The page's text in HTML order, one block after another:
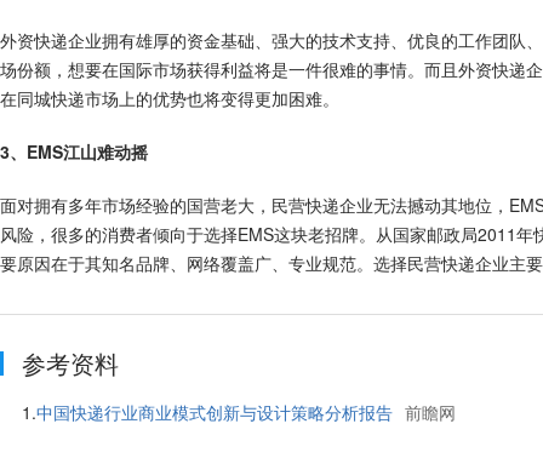
外资快递企业拥有雄厚的资金基础、强大的技术支持、优良的工作团队
场份额，想要在国际市场获得利益将是一件很难的事情。而且外资快递
在同城快递市场上的优势也将变得更加困难。
3、EMS江山难动摇
面对拥有多年市场经验的国营老大，民营快递企业无法撼动其地位，
风险，很多的消费者倾向于选择EMS这块老招牌。从国家邮政局2011
要原因在于其知名品牌、网络覆盖广、专业规范。选择民营快递企业主
参考资料
1.中国快递行业商业模式创新与设计策略分析报告 前瞻网